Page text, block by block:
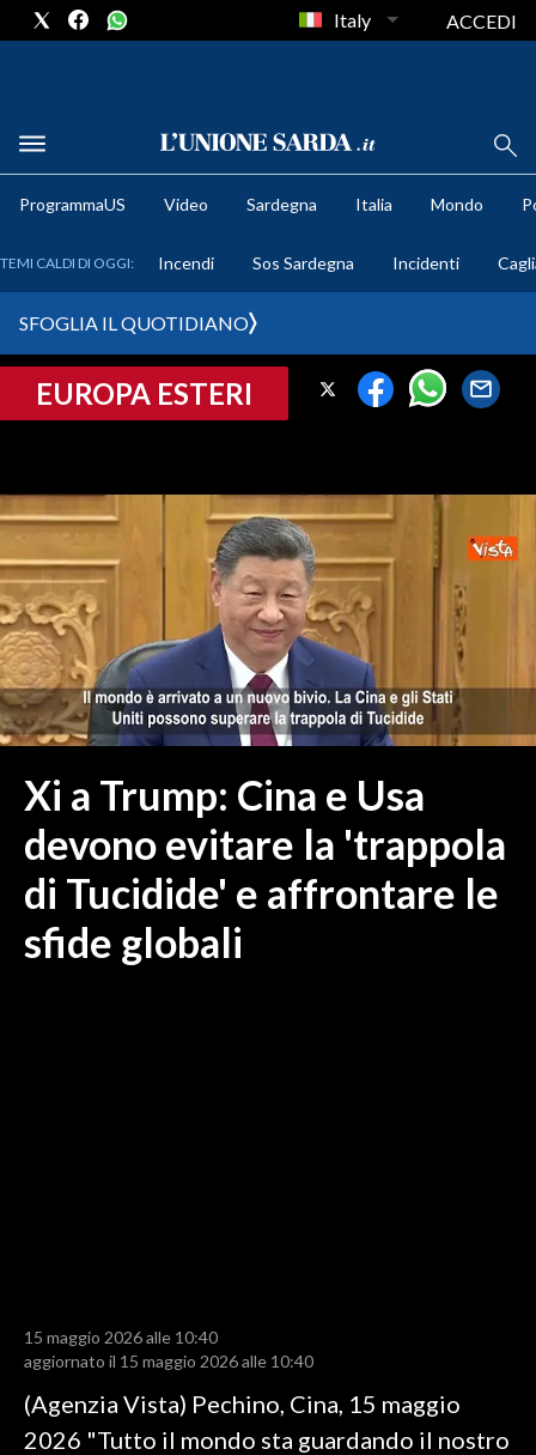
METEO
CRONACA SARDEGNA
SULCIS IGLESIENTE
ORISTANO E PROVINCIA
SASSARI E PROVINCIA
GALLURA
NUORO E PROVINCIA
OGLIASTRA
ITALIA
MONDO
POLITICA
CALCIO
CALCIO REGIONALE
BASKET
VOLLEY
Italy ACCEDI
ProgrammaUS Video Sardegna Italia Mondo
TEMI CALDI DI OGGI: Incendi Sos Sardegna Incidenti
SFOGLIA IL QUOTIDIANO
EUROPA ESTERI
Xi a Trump: Cina e Usa
devono evitare la 'trappola
di Tucidide' e affrontare le
sfide globali
15 maggio 2026 alle 10:40
aggiornato il 15 maggio 2026 alle 10:40
(Agenzia Vista) Pechino, Cina, 15 maggio
2026 "Tutto il mondo sta guardando il nostro